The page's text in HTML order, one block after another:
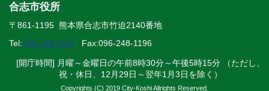
合志市役所
〒861-1195 熊本県合志市竹迫2140番地
Tel:096-248-1111 Fax:096-248-1196
[開庁時間] 月曜～金曜日の午前8時30分～午後5時15分 （ただし、
祝・休日、12月29日～翌年1月3日を除く）
Copyrights (C) 2019 City-Koshi Allrights Reserved.